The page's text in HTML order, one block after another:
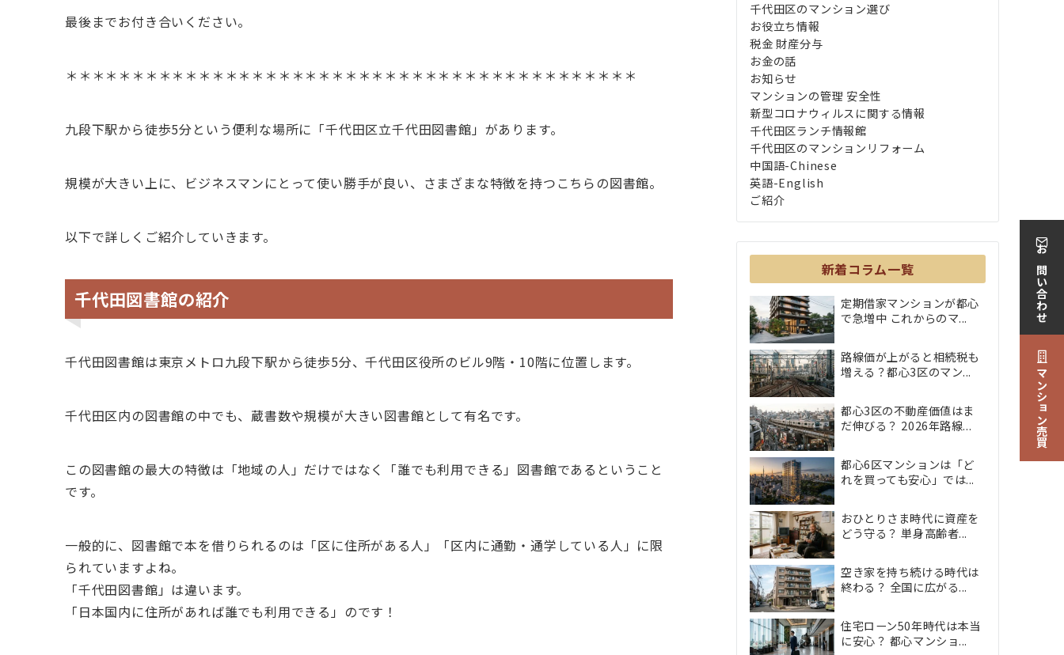
最後までお付き合いください。
＊＊＊＊＊＊＊＊＊＊＊＊＊＊＊＊＊＊＊＊＊＊＊＊＊＊＊＊＊＊＊＊＊＊＊＊＊＊＊＊＊＊＊
九段下駅から徒歩5分という便利な場所に「千代田区立千代田図書館」があります。
規模が大きい上に、ビジネスマンにとって使い勝手が良い、さまざまな特徴を持つこちらの図書館。
以下で詳しくご紹介していきます。
千代田図書館の紹介
千代田図書館は東京メトロ九段下駅から徒歩5分、千代田区役所のビル9階・10階に位置します。
千代田区内の図書館の中でも、蔵書数や規模が大きい図書館として有名です。
この図書館の最大の特徴は「地域の人」だけではなく「誰でも利用できる」図書館であるということ
です。
一般的に、図書館で本を借りられるのは「区に住所がある人」「区内に通勤・通学している人」に限
られていますよね。
「千代田図書館」は違います。
「日本国内に住所があれば誰でも利用できる」のです！
千代田区のマンション選び
お役立ち情報
税金 財産分与
お金の話
お知らせ
マンションの管理 安全性
新型コロナウィルスに関する情報
千代田区ランチ情報館
千代田区のマンションリフォーム
中国語-Chinese
英語-English
ご紹介
新着コラム一覧
定期借家マンションが都心
で急増中 これからのマ...
路線価が上がると相続税も
増える？都心3区のマン...
都心3区の不動産価値はま
だ伸びる？ 2026年路線...
都心6区マンションは「ど
れを買っても安心」では...
おひとりさま時代に資産を
どう守る？ 単身高齢者...
空き家を持ち続ける時代は
終わる？ 全国に広がる...
住宅ローン50年時代は本当
に安心？ 都心マンショ...
お問い合わせ
マンション売買